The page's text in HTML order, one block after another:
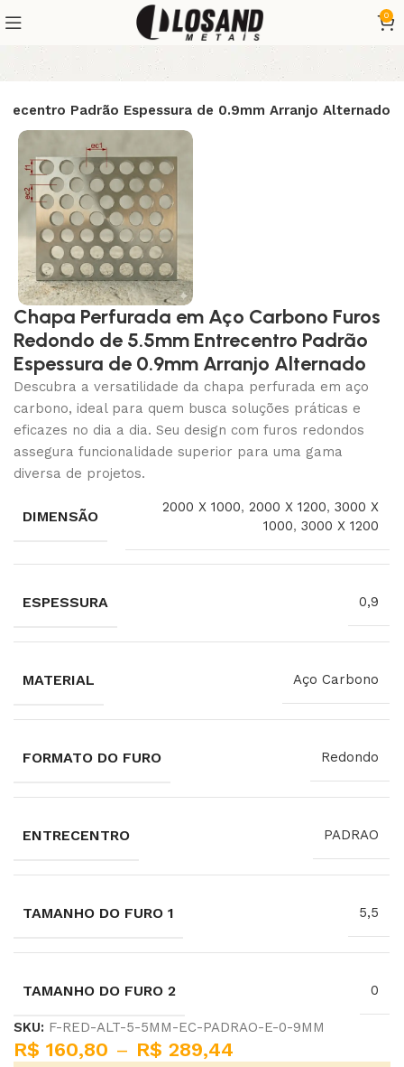
0
Padrão Espessura de 0.9mm Arranjo Alternado
Chapa Perfurada em Aço Carbono Furos
Redondo de 5.5mm Entrecentro Padrão
Espessura de 0.9mm Arranjo Alternado
Descubra a versatilidade da chapa perfurada em aço
carbono, ideal para quem busca soluções práticas e
eficazes no dia a dia. Seu design com furos redondos
assegura funcionalidade superior para uma gama
diversa de projetos.
DIMENSÃO
2000 X 1000,2000 X 1200,3000 X
1000,3000 X 1200
ESPESSURA 0,9
MATERIAL Aço Carbono
FORMATO DO FURO Redondo
ENTRECENTRO PADRAO
TAMANHO DO FURO 1 5,5
TAMANHO DO FURO 2 0
SKU: F-RED-ALT-5-5MM-EC-PADRAO-E-0-9MM
R$ 160,80 – R$ 289,44